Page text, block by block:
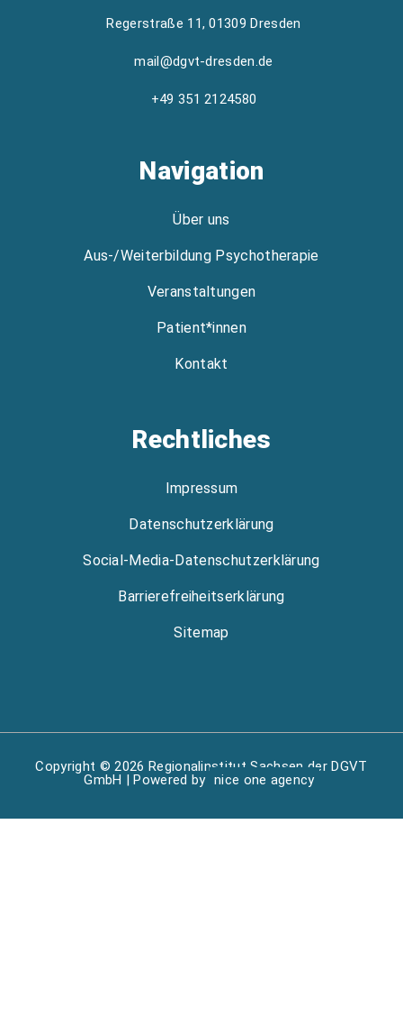
Regerstraße 11, 01309 Dresden
mail@dgvt-dresden.de
+49 351 2124580
Navigation
Über uns
Aus-/Weiterbildung Psychotherapie
Veranstaltungen
Patient*innen
Kontakt
Rechtliches
Impressum
Datenschutzerklärung
Social-Media-Datenschutzerklärung
Barrierefreiheitserklärung
Sitemap
Copyright © 2026 Regionalinstitut Sachsen der DGVT
GmbH | Powered by nice one agency